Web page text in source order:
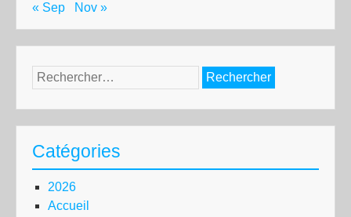
« Sep Nov »
Rechercher :
Catégories
2026
Accueil